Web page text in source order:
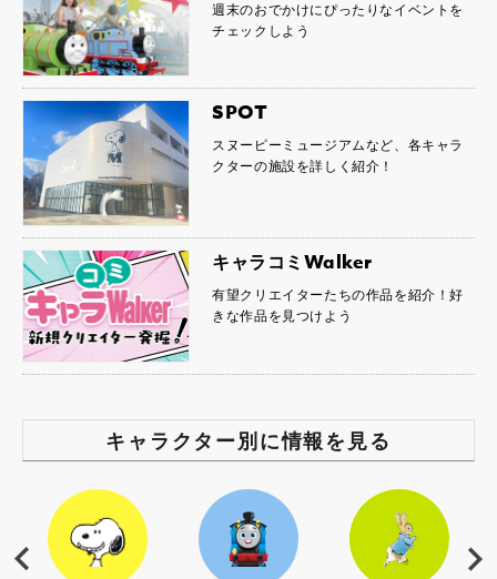
週末のおでかけにぴったりなイベントを
チェックしよう
SPOT
スヌーピーミュージアムなど、各キャラ
クターの施設を詳しく紹介！
キャラコミWalker
有望クリエイターたちの作品を紹介！好
きな作品を見つけよう
キャラクター別に情報を見る